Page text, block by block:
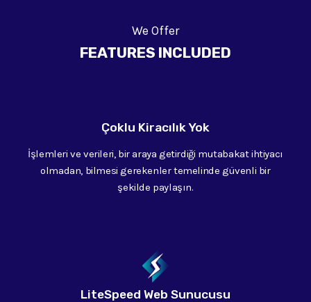
We Offer
FEATURES INCLUDED
Çoklu Kiracılık Yok
İşlemleri ve verileri, bir araya getirdiği mutabakat ihtiyacı
olmadan, bilmesi gerekenler temelinde güvenli bir
şekilde paylaşın.
LiteSpeed Web Sunucusu